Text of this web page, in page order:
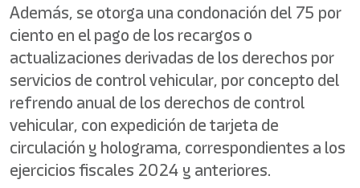
Además, se otorga una condonación del 75 por
ciento en el pago de los recargos o
actualizaciones derivadas de los derechos por
servicios de control vehicular, por concepto del
refrendo anual de los derechos de control
vehicular, con expedición de tarjeta de
circulación y holograma, correspondientes a los
ejercicios fiscales 2024 y anteriores.